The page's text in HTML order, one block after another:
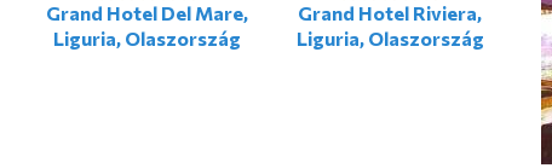
Grand Hotel Del Mare,
Liguria, Olaszország
Grand Hotel Riviera,
Liguria, Olaszország